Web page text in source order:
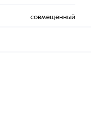
совмещенный